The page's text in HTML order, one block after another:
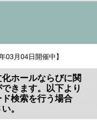
03月04日開催中】
ホールならびに関
きます。以下より
検索を行う場合
。